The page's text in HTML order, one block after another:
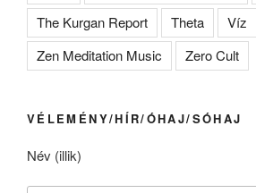
The Kurgan Report
Theta Víz
Zen Meditation Music
Zero Cult
VÉLEMÉNY/HÍR/ÓHAJ/SÓHAJ
Név (illik)